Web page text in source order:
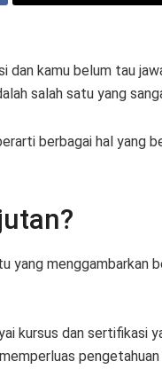
dan kamu belum tau
salah satu yang
berbagai hal yang
yang menggambarkan
kursus dan sertifikasi